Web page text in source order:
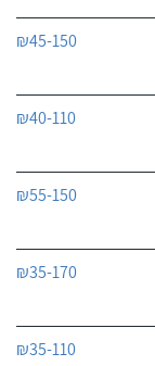
₪45-150
₪40-110
₪55-150
₪35-170
₪35-110